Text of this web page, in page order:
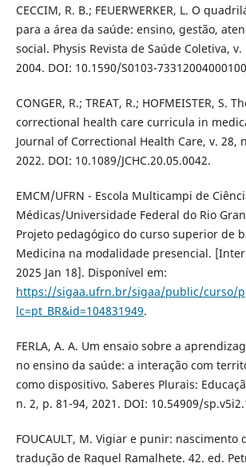
CECCIM, R. B.; FEUERWERKER, L. O
para a área da saúde: ensino, gestão,
social. Physis Revista de Saúde Coletiva,
2004. DOI: 10.1590/S0103-
CONGER, R.; TREAT, R.; HOFMEISTER, S.
correctional health care curricula in
Journal of Correctional Health Care, v. 28,
2022. DOI: 10.1089/JCHC.20.05.0042.
EMCM/UFRN - Escola Multicampi de
Médicas/Universidade Federal do Rio
Projeto pedagógico do curso superior de
Medicina na modalidade presencial.
2025 Jan 18]. Disponível em:
https://sigaa.ufrn.br/sigaa/public/curso/
lc=pt_BR&id=104831949.
FERLA, A. A. Um ensaio sobre a
no ensino da saúde: a interação com
como dispositivo. Saberes Plurais:
n. 2, p. 81-94, 2021. DOI: 10.54909/
FOUCAULT, M. Vigiar e punir: nascimento
tradução de Raquel Ramalhete. 42. ed.